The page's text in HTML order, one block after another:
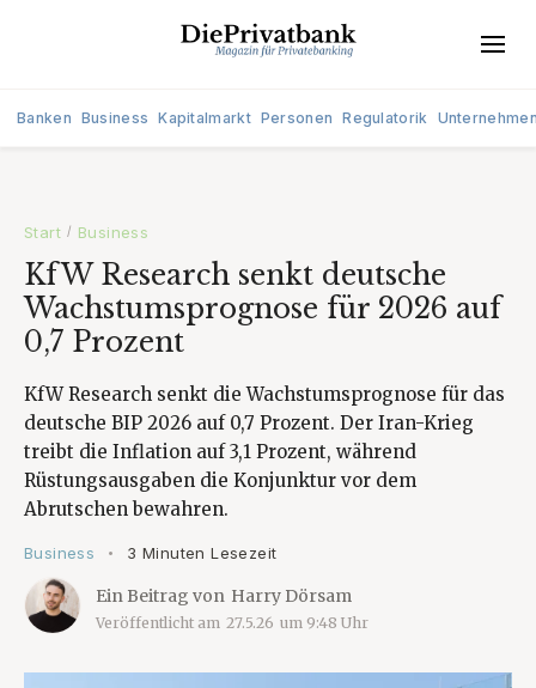
Banken Business Kapitalmarkt Personen Regulatorik
Start / Business
KfW Research senkt deutsche
Wachstumsprognose für 2026 auf
0,7 Prozent
KfW Research senkt die Wachstumsprognose für das
deutsche BIP 2026 auf 0,7 Prozent. Der Iran-Krieg
treibt die Inflation auf 3,1 Prozent, während
Rüstungsausgaben die Konjunktur vor dem
Abrutschen bewahren.
Business • 3 Minuten Lesezeit
Ein Beitrag von Harry Dörsam
Veröffentlicht am 27.5.26 um 9:48 Uhr